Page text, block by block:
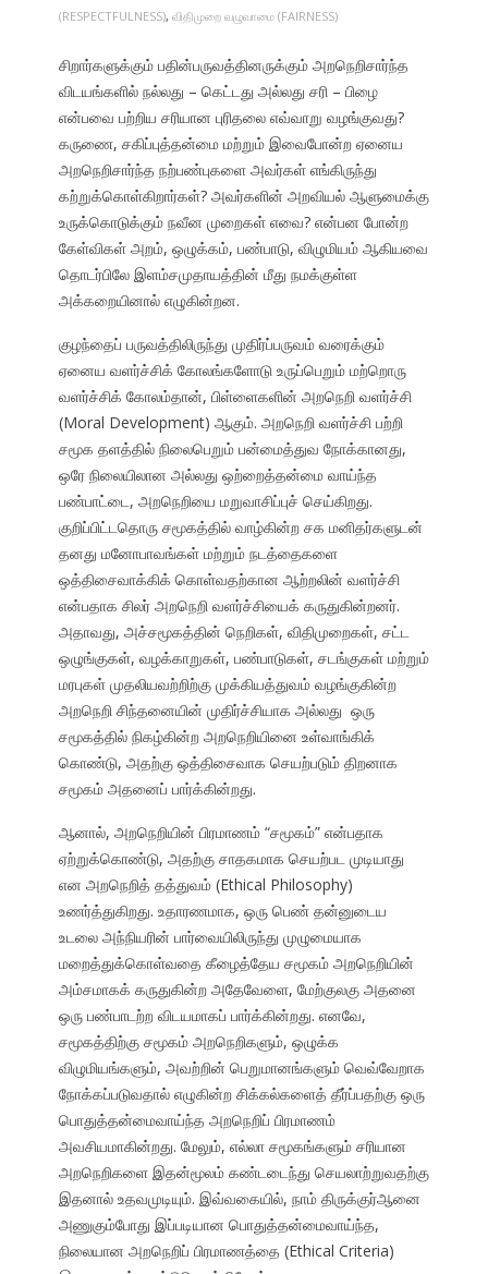
(RESPECTFULNESS), விதிமுறை வழுவாமை (FAIRNESS)
சிறார்களுக்கும் பதின்பருவத்தினருக்கும் அறநெறிசார்ந்த
விடயங்களில் நல்லது – கெட்டது அல்லது சரி – பிழை
என்பவை பற்றிய சரியான புரிதலை எவ்வாறு வழங்குவது?
கருணை, சகிப்புத்தன்மை மற்றும் இவைபோன்ற ஏனைய
அறநெறிசார்ந்த நற்பண்புகளை அவர்கள் எங்கிருந்து
கற்றுக்கொள்கிறார்கள்? அவர்களின் அறவியல் ஆளுமைக்கு
உருக்கொடுக்கும் நவீன முறைகள் எவை? என்பன போன்ற
கேள்விகள் அறம், ஒழுக்கம், பண்பாடு, விழுமியம் ஆகியவை
தொடர்பிலே இளம்சமுதாயத்தின் மீது நமக்குள்ள
அக்கறையினால் எழுகின்றன.
குழந்தைப் பருவத்திலிருந்து முதிர்ப்பருவம் வரைக்கும்
ஏனைய வளர்ச்சிக் கோலங்களோடு உருப்பெறும் மற்றொரு
வளர்ச்சிக் கோலம்தான், பிள்ளைகளின் அறநெறி வளர்ச்சி
(Moral Development) ஆகும். அறநெறி வளர்ச்சி பற்றி
சமூக தளத்தில் நிலைபெறும் பன்மைத்துவ நோக்கானது,
ஒரே நிலையிலான அல்லது ஒற்றைத்தன்மை வாய்ந்த
பண்பாட்டை, அறநெறியை மறுவாசிப்புச் செய்கிறது.
குறிப்பிட்டதொரு சமூகத்தில் வாழ்கின்ற சக மனிதர்களுடன்
தனது மனோபாவங்கள் மற்றும் நடத்தைகளை
ஒத்திசைவாக்கிக் கொள்வதற்கான ஆற்றலின் வளர்ச்சி
என்பதாக சிலர் அறநெறி வளர்ச்சியைக் கருதுகின்றனர்.
அதாவது, அச்சமூகத்தின் நெறிகள், விதிமுறைகள், சட்ட
ஒழுங்குகள், வழக்காறுகள், பண்பாடுகள், சடங்குகள் மற்றும்
மரபுகள் முதலியவற்றிற்கு முக்கியத்துவம் வழங்குகின்ற
அறநெறி சிந்தனையின் முதிர்ச்சியாக அல்லது ஒரு
சமூகத்தில் நிகழ்கின்ற அறநெறியினை உள்வாங்கிக்
கொண்டு, அதற்கு ஒத்திசைவாக செயற்படும் திறனாக
சமூகம் அதனைப் பார்க்கின்றது.
ஆனால், அறநெறியின் பிரமாணம் “சமூகம்” என்பதாக
ஏற்றுக்கொண்டு, அதற்கு சாதகமாக செயற்பட முடியாது
என அறநெறித் தத்துவம் (Ethical Philosophy)
உணர்த்துகிறது. உதாரணமாக, ஒரு பெண் தன்னுடைய
உடலை அந்நியரின் பார்வையிலிருந்து முழுமையாக
மறைத்துக்கொள்வதை கீழைத்தேய சமூகம் அறநெறியின்
அம்சமாகக் கருதுகின்ற அதேவேளை, மேற்குலகு அதனை
ஒரு பண்பாடற்ற விடயமாகப் பார்க்கின்றது. எனவே,
சமூகத்திற்கு சமூகம் அறநெறிகளும், ஒழுக்க
விழுமியங்களும், அவற்றின் பெறுமானங்களும் வெவ்வேறாக
நோக்கப்படுவதால் எழுகின்ற சிக்கல்களைத் தீர்ப்பதற்கு ஒரு
பொதுத்தன்மைவாய்ந்த அறநெறிப் பிரமாணம்
அவசியமாகின்றது. மேலும், எல்லா சமூகங்களும் சரியான
அறநெறிகளை இதன்மூலம் கண்டடைந்து செயலாற்றுவதற்கு
இதனால் உதவமுடியும். இவ்வகையில், நாம் திருக்குர்ஆனை
அணுகும்போது இப்படியான பொதுத்தன்மைவாய்ந்த,
நிலையான அறநெறிப் பிரமாணத்தை (Ethical Criteria)